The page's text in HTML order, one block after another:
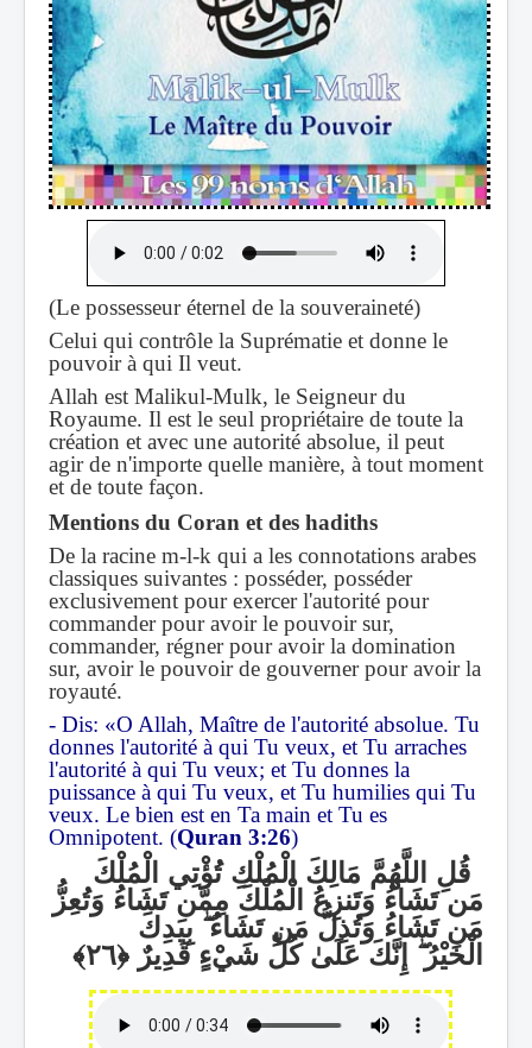
(Le possesseur éternel de la souveraineté)
Celui qui contrôle la Suprématie et donne le
pouvoir à qui Il veut.
Allah est Malikul-Mulk, le Seigneur du
Royaume. Il est le seul propriétaire de toute la
création et avec une autorité absolue, il peut
agir de n'importe quelle manière, à tout moment
et de toute façon.
Mentions du Coran et des hadiths
De la racine m-l-k qui a les connotations arabes
classiques suivantes : posséder, posséder
exclusivement pour exercer l'autorité pour
commander pour avoir le pouvoir sur,
commander, régner pour avoir la domination
sur, avoir le pouvoir de gouverner pour avoir la
royauté.
- Dis: «O Allah, Maître de l'autorité absolue. Tu
donnes l'autorité à qui Tu veux, et Tu arraches
l'autorité à qui Tu veux; et Tu donnes la
puissance à qui Tu veux, et Tu humilies qui Tu
veux. Le bien est en Ta main et Tu es
Omnipotent. (Quran 3:26)
قُلِ اللَّهُمَّ مَالِكَ الْمُلْكِ تُؤْتِي الْمُلْكَ
مَن تَشَاءُ وَتَنزِعُ الْمُلْكَ مِمَّن تَشَاءُ وَتُعِزُّ
مَن تَشَاءُ وَتُذِلُّ مَن تَشَاءُۖ بِيَدِكَ
الْخَيْرُۖ إِنَّكَ عَلَىٰ كُلِّ شَيْءٍ قَدِيرٌ